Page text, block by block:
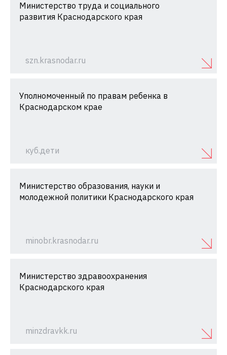
Министерство труда и социального
развития Краснодарского края
szn.krasnodar.ru
Уполномоченный по правам ребенка в
Краснодарском крае
куб.дети
Министерство образования, науки и
молодежной политики Краснодарского края
minobr.krasnodar.ru
Министерство здравоохранения
Краснодарского края
minzdravkk.ru